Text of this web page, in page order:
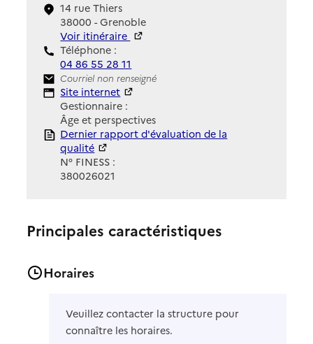
14 rue Thiers
38000 - Grenoble
Voir itinéraire
Téléphone :
04 86 55 28 11
Contact
Courriel non renseigné
Site Internet
Site internet
Gestionnaire :
Âge et perspectives
Rapport HAS
Dernier rapport d'évaluation de la
qualité
N° FINESS :
380026021
Principales caractéristiques
Horaires
Veuillez contacter la structure pour
connaître les horaires.